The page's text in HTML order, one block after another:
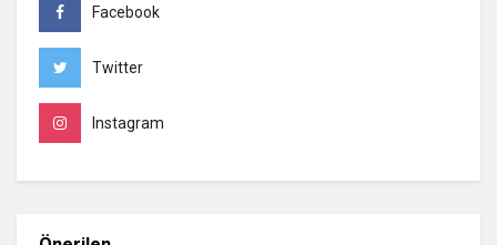
Facebook
Twitter
Instagram